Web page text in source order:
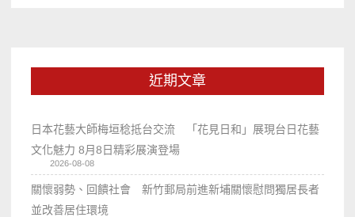
近期文章
日本花藝大師梅垣稔抵台交流 「花見日和」展現台日花藝
文化魅力 8月8日精彩展演登場
2026-08-08
關懷弱勢、回饋社會 新竹郵局前進新埔關懷慰問獨居長者
並改善居住環境